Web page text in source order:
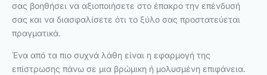
σας βοηθήσει να αξιοποιήσετε στο έπακρο την επένδυσή
σας και να διασφαλίσετε ότι το ξύλο σας προστατεύεται
πραγματικά.
Ένα από τα πιο συχνά λάθη είναι η εφαρμογή της
επίστρωσης πάνω σε μια βρώμικη ή μολυσμένη επιφάνεια.